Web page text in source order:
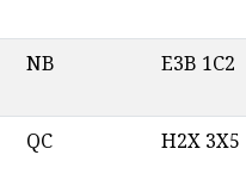
NB E3B 1C2
QC H2X 3X5